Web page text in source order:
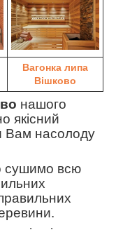
Вагонка липа
Вішково
нашого
якісний
Вам насолоду
сушимо всю